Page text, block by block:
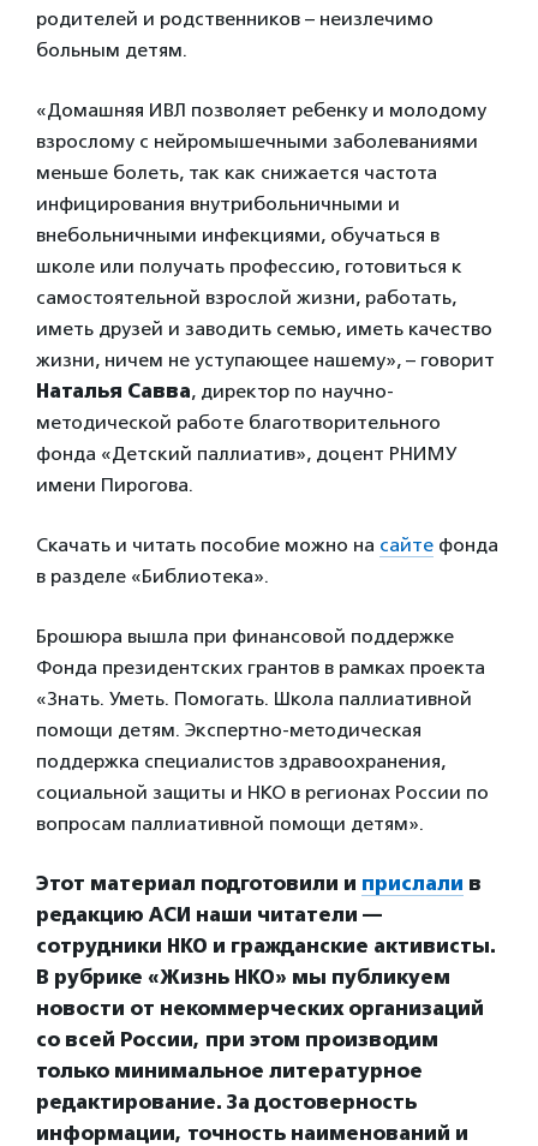
родителей и родственников – неизлечимо
больным детям.
«Домашняя ИВЛ позволяет ребенку и молодому
взрослому с нейромышечными заболеваниями
меньше болеть, так как снижается частота
инфицирования внутрибольничными и
внебольничными инфекциями, обучаться в
школе или получать профессию, готовиться к
самостоятельной взрослой жизни, работать,
иметь друзей и заводить семью, иметь качество
жизни, ничем не уступающее нашему», – говорит
Наталья Савва, директор по научно-
методической работе благотворительного
фонда «Детский паллиатив», доцент РНИМУ
имени Пирогова.
Скачать и читать пособие можно на сайте фонда
в разделе «Библиотека».
Брошюра вышла при финансовой поддержке
Фонда президентских грантов в рамках проекта
«Знать. Уметь. Помогать. Школа паллиативной
помощи детям. Экспертно-методическая
поддержка специалистов здравоохранения,
социальной защиты и НКО в регионах России по
вопросам паллиативной помощи детям».
Этот материал подготовили и прислали в
редакцию АСИ наши читатели —
сотрудники НКО и гражданские активисты.
В рубрике «Жизнь НКО» мы публикуем
новости от некоммерческих организаций
со всей России, при этом производим
только минимальное литературное
редактирование. За достоверность
информации, точность наименований и